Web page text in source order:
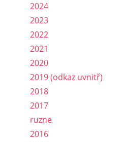
2024
2023
2022
2021
2020
2019 (odkaz uvnitř)
2018
2017
ruzne
2016